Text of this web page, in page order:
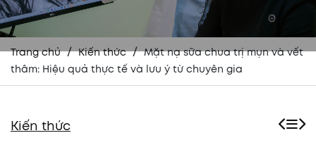
Trang chủ / Kiến thức /
Mặt nạ sữa chua trị mụn và vết
thâm: Hiệu quả thực tế và lưu ý từ chuyên gia
Kiến thức